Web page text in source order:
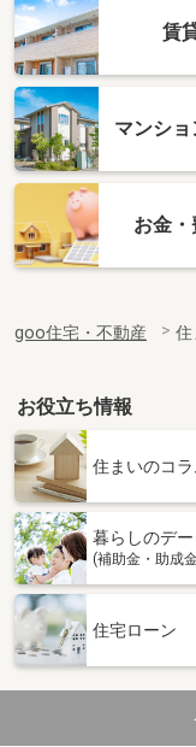
賃
マンショ
お金・
goo住宅・不動産 住
お役立ち情報
住まいのコラ
暮らしのデー
(補助金・助成
住宅ローン